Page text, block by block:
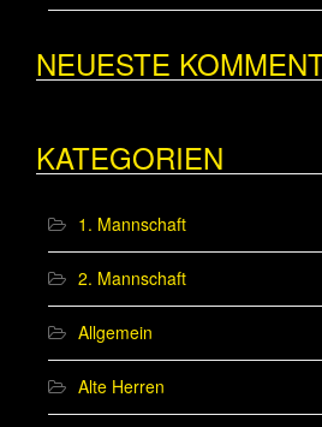
NEUESTE
KATEGORIEN
1. Mannschaft
2. Mannschaft
Allgemein
Alte Herren